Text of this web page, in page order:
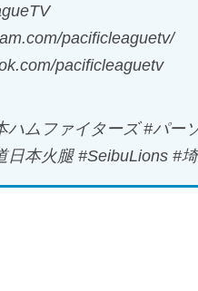
pacificleaguetv/
pacificleaguetv
ムファイターズ #パー
日本火腿 #SeibuLions #